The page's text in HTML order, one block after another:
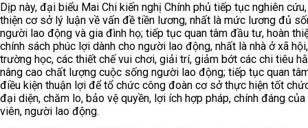
Dịp này, đại biểu Mai Chi kiến nghị Chính phủ tiếp tục nghiên
thiện cơ sở lý luận về vấn đề tiền lương, nhất là mức lương đủ
người lao động và gia đình họ; tiếp tục quan tâm đầu tư, hoàn
chính sách phúc lợi dành cho người lao động, nhất là nhà ở xã
trường học, các thiết chế vui chơi, giải trí, giảm bớt các chi tiêu
nâng cao chất lượng cuộc sống người lao động; tiếp tục quan
điều kiện thuận lợi để tổ chức công đoàn cơ sở thực hiện tốt
đại diện, chăm lo, bảo vệ quyền, lợi ích hợp pháp, chính đáng
viên, người lao động.